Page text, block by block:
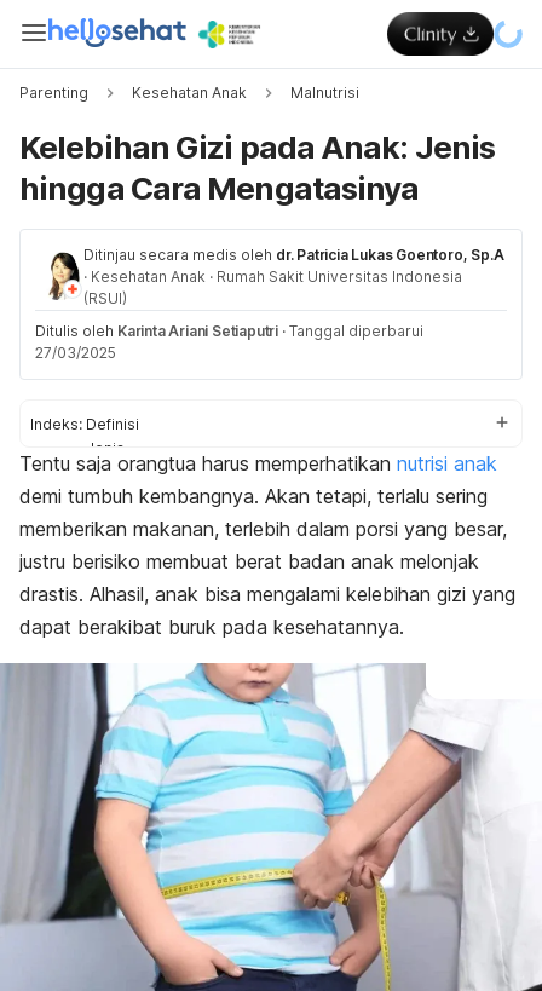
Parenting Kesehatan Anak Malnutrisi
Kelebihan Gizi pada Anak: Jenis
hingga Cara Mengatasinya
Ditinjau secara medis oleh dr. Patricia Lukas Goentoro, Sp.A
· Kesehatan Anak · Rumah Sakit Universitas Indonesia
(RSUI)
Ditulis oleh Karinta Ariani Setiaputri · Tanggal diperbarui
27/03/2025
Indeks: Definisi
Jenis
Aturan makan
Tentu saja orangtua harus memperhatikan nutrisi anak
demi tumbuh kembangnya. Akan tetapi, terlalu sering
memberikan makanan, terlebih dalam porsi yang besar,
justru berisiko membuat berat badan anak melonjak
drastis. Alhasil, anak bisa mengalami kelebihan gizi yang
dapat berakibat buruk pada kesehatannya.